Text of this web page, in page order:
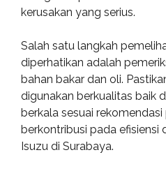
kerusakan yang serius.
Salah satu langkah
diperhatikan adalah
bahan bakar dan oli.
digunakan berkualitas baik
berkala sesuai rekomendasi
berkontribusi pada efisiensi
Isuzu di Surabaya.